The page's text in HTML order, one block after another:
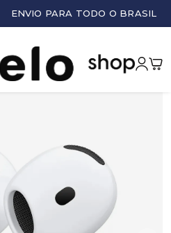
ENVIO PARA TODO O BRASIL